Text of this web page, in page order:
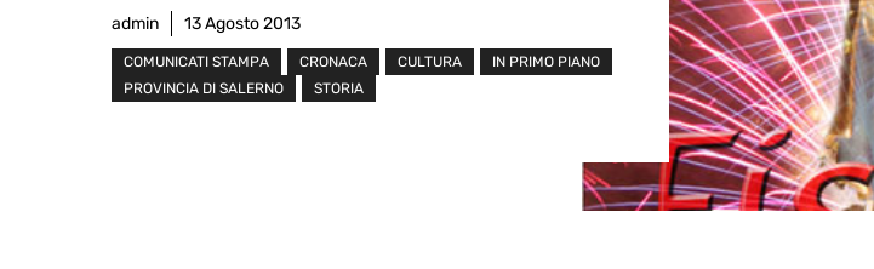
admin 13 Agosto 2013
COMUNICATI STAMPA CRONACA CULTURA
IN PRIMO PIANO
PROVINCIA DI SALERNO
STORIA